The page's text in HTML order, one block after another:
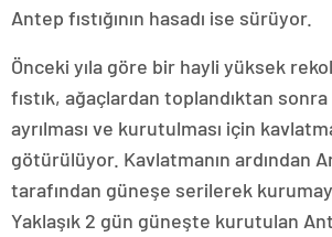
Antep fıstığının hasadı ise sürüyor.
Önceki yıla göre bir hayli yüksek
fıstık, ağaçlardan toplandıktan
ayrılması ve kurutulması için
götürülüyor. Kavlatmanın ardından
tarafından güneşe serilerek
Yaklaşık 2 gün güneşte kurutulan